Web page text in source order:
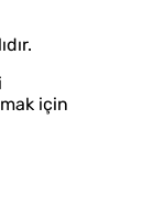
için